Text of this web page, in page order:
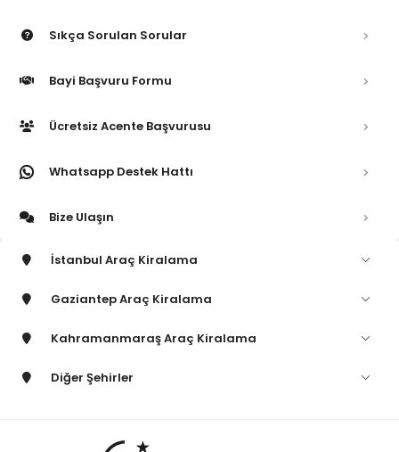
Sıkça Sorulan Sorular
Bayi Başvuru Formu
Ücretsiz Acente Başvurusu
Whatsapp Destek Hattı
Bize Ulaşın
İstanbul Araç Kiralama
Gaziantep Araç Kiralama
Kahramanmaraş Araç Kiralama
Diğer Şehirler